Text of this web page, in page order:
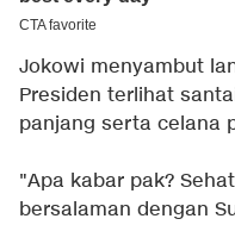
Jokowi menyambut
Presiden terlihat
panjang serta celana
"Apa kabar pak?
bersalaman dengan